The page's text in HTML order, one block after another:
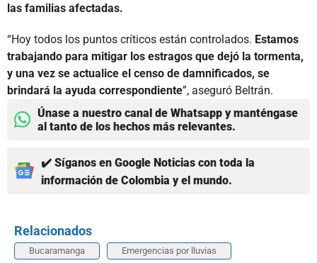
las familias afectadas.
“Hoy todos los puntos críticos están controlados. Estamos
trabajando para mitigar los estragos que dejó la tormenta,
y una vez se actualice el censo de damnificados, se
brindará la ayuda correspondiente”, aseguró Beltrán.
Únase a nuestro canal de Whatsapp y manténgase
al tanto de los hechos más relevantes.
✔️ Síganos en Google Noticias con toda la
información de Colombia y el mundo.
Relacionados
Bucaramanga Emergencias por lluvias